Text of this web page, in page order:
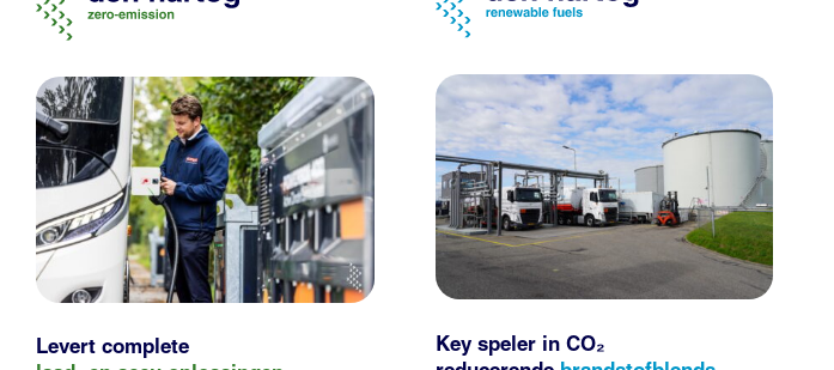
Levert complete
Key speler in CO₂